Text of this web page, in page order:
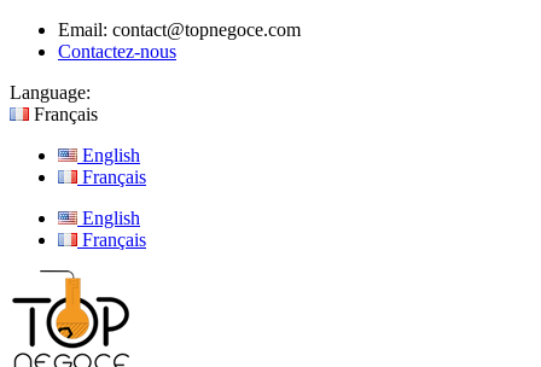
Email: contact@topnegoce.com
Contactez-nous
Language:
Français
English
Français
English
Français